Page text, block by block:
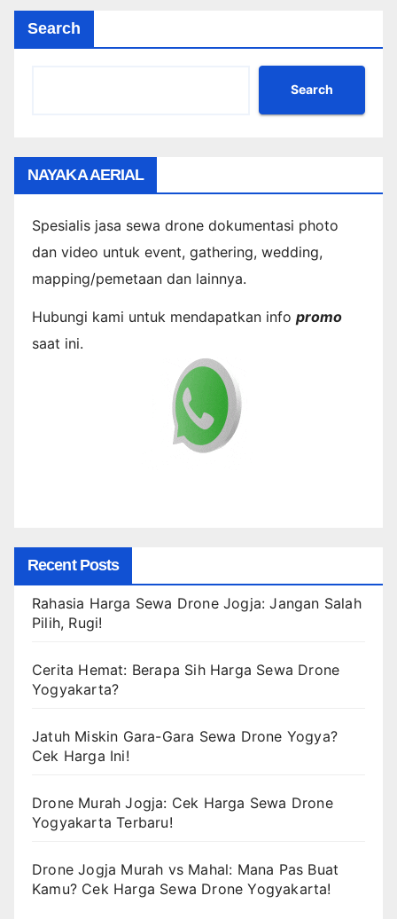
Search
Search
NAYAKA AERIAL
Spesialis jasa sewa drone dokumentasi photo
dan video untuk event, gathering, wedding,
mapping/pemetaan dan lainnya.
Hubungi kami untuk mendapatkan info promo
saat ini.
Recent Posts
Rahasia Harga Sewa Drone Jogja: Jangan Salah
Pilih, Rugi!
Cerita Hemat: Berapa Sih Harga Sewa Drone
Yogyakarta?
Jatuh Miskin Gara-Gara Sewa Drone Yogya?
Cek Harga Ini!
Drone Murah Jogja: Cek Harga Sewa Drone
Yogyakarta Terbaru!
Drone Jogja Murah vs Mahal: Mana Pas Buat
Kamu? Cek Harga Sewa Drone Yogyakarta!